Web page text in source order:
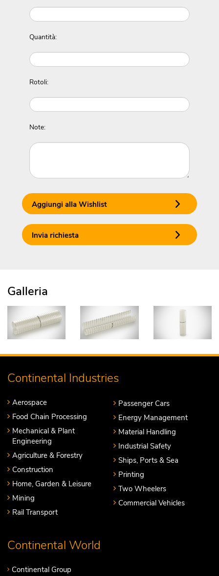
Quantità:
Rotoli:
Note:
Aggiungi alla Wishlist
Invia richiesta
Galleria
Continental Industries
Aerospace
Food Chain Processing
Mechanical & Plant
Engineering
Agriculture & Forestry
Construction
Home, Garden & Leisure
Mining
Rail Transport
Passenger Cars
Energy Management
Material Handling
Industrial Safety
Ships, Ports & Sea
Printing
Two Wheelers
Commercial Vehicles
Continental World
Continental Group